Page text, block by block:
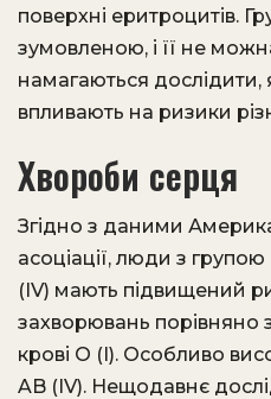
поверхні еритроцитів.
зумовленою, і її не
намагаються дослідити,
впливають на ризики
Хвороби серця
Згідно з даними
асоціації, люди з групою
(IV) мають підвищений
захворювань порівняно
крові O (I). Особливо
AB (IV). Нещодавнє